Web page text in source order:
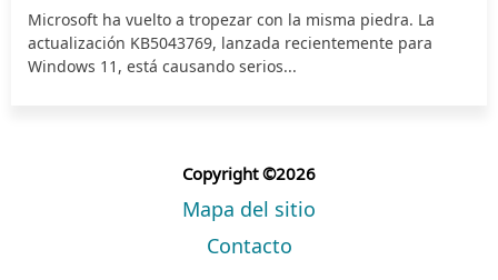
Microsoft ha vuelto a tropezar con la misma piedra. La
actualización KB5043769, lanzada recientemente para
Windows 11, está causando serios...
Copyright ©2026
Mapa del sitio
Contacto